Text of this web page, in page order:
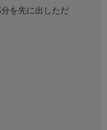
を先に出しただ